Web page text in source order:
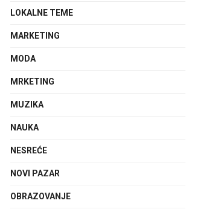
LOKALNE TEME
MARKETING
MODA
MRKETING
MUZIKA
NAUKA
NESREĆE
NOVI PAZAR
OBRAZOVANJE